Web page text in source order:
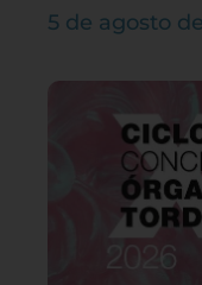
5 de agosto